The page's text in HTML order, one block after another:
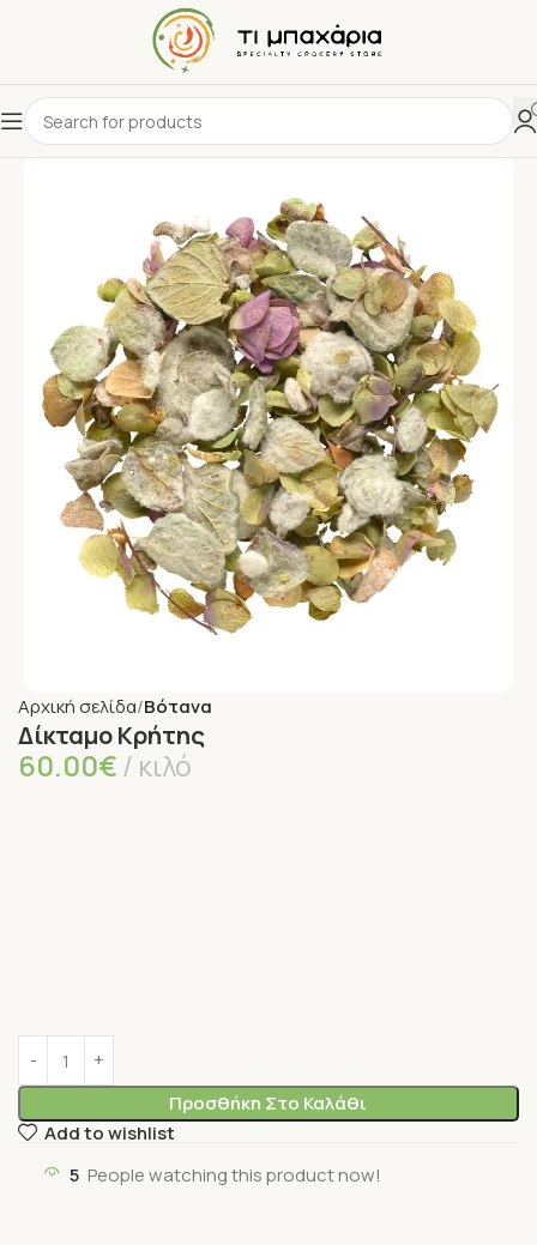
Αρχική σελίδα Βότανα
Δίκταμο Κρήτης
60.00€ κιλό
Προσθήκη Στο Καλάθι
Add to wishlist
5 People watching this product now!